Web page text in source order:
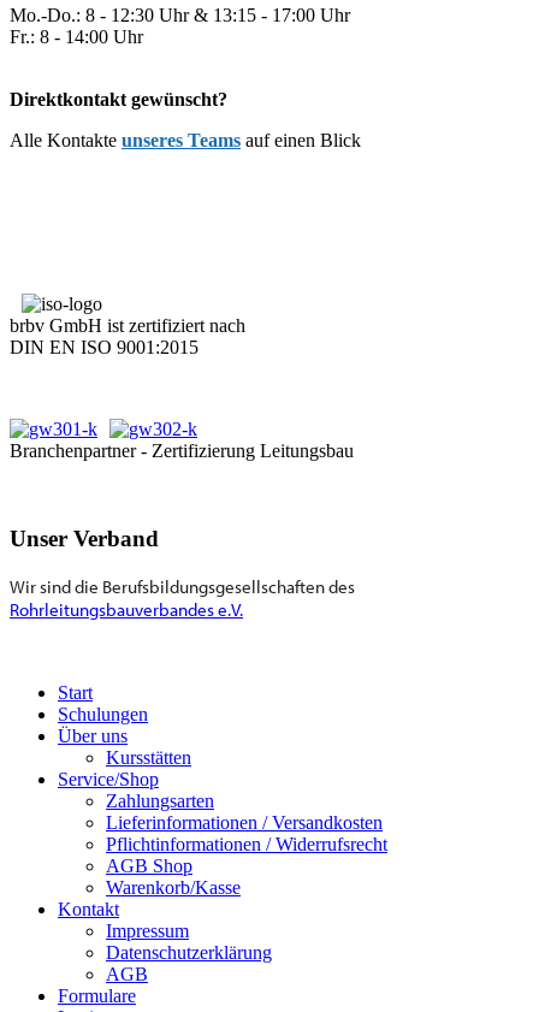
Mo.-Do.: 8 - 12:30 Uhr & 13:15 - 17:00 Uhr
Fr.: 8 - 14:00 Uhr
Direktkontakt gewünscht?
Alle Kontakte unseres Teams auf einen Blick
brbv GmbH ist zertifiziert nach
DIN EN ISO 9001:2015
Branchenpartner - Zertifizierung Leitungsbau
Unser Verband
Wir sind die Berufsbildungsgesellschaften des
Rohrleitungsbauverbandes e.V.
Start
Schulungen
Über uns
Kursstätten
Service/Shop
Zahlungsarten
Lieferinformationen / Versandkosten
Pflichtinformationen / Widerrufsrecht
AGB Shop
Warenkorb/Kasse
Kontakt
Impressum
Datenschutzerklärung
AGB
Formulare